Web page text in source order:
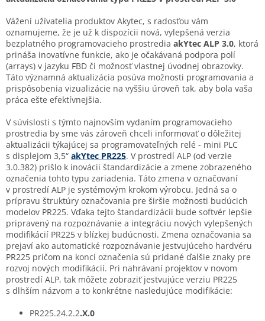
Vážení užívatelia produktov Akytec, s radosťou vám
oznamujeme, že je už k dispozícii nová, vylepšená verzia
bezplatného programovacieho prostredia akYtec ALP 3.0, ktorá
prináša inovatívne funkcie, ako je očakávaná podpora polí
(arrays) v jazyku FBD či možnosť vlastnej úvodnej obrazovky.
Táto významná aktualizácia posúva možnosti programovania a
prispôsobenia vizualizácie na vyššiu úroveň tak, aby bola vaša
práca ešte efektívnejšia.
V súvislosti s týmto najnovším vydaním programovacieho
prostredia by sme vás zároveň chceli informovať o dôležitej
aktualizácii týkajúcej sa programovateľných relé - mini PLC
s displejom 3,5“ akYtec PR225. V prostredí ALP (od verzie
3.0.382) prišlo k inovácii štandardizácie a zmene zobrazeného
označenia tohto typu zariadenia. Táto zmena v označovaní
v prostredí ALP je systémovým krokom výrobcu. Jedná sa o
prípravu štruktúry označovania pre širšie možnosti budúcich
modelov PR225. Vďaka tejto štandardizácii bude softvér lepšie
pripravený na rozpoznávanie a integráciu nových vylepšených
modifikácií PR225 v blízkej budúcnosti. Zmena označovania sa
prejaví ako automatické rozpoznávanie jestvujúceho hardvéru
PR225 pričom na konci označenia sú pridané ďalšie znaky pre
rozvoj nových modifikácií. Pri nahrávaní projektov v novom
prostredí ALP, tak môžete zobraziť jestvujúce verziu PR225
s dlhším názvom a to konkrétne nasledujúce modifikácie:
PR225.24.2.2.X.0